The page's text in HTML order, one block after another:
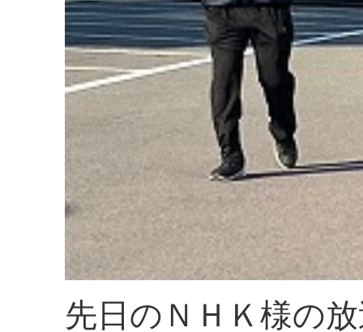
先日のＮＨＫ様の